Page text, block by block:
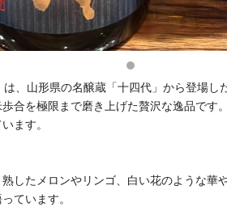
は、山形県の名醸蔵「十四代」から登場
合を極限まで磨き上げた贅沢な逸品です
ます。
したメロンやリンゴ、白い花のような華
ています。